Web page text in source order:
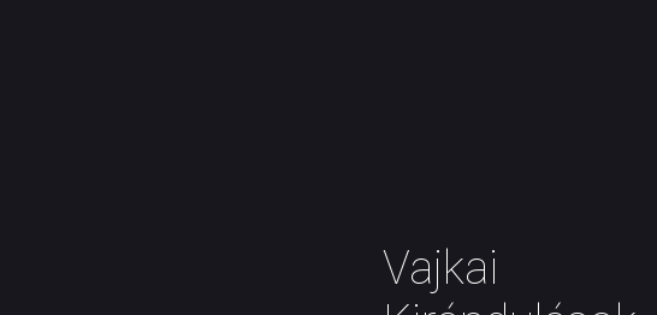
Vajkai